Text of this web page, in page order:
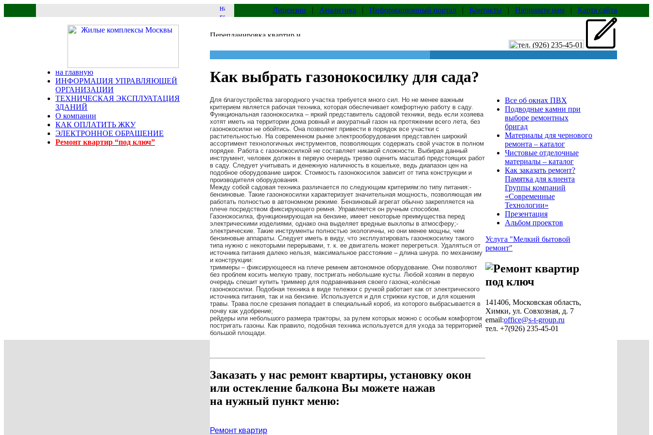
Лицензии | Аналитика | Информационный портал | Контакты | Напишите нам | Карта сайта
на главную
ИНФОРМАЦИЯ УПРАВЛЯЮЩЕЙ
ОРГАНИЗАЦИИ
ТЕХНИЧЕСКАЯ ЭКСПЛУАТАЦИЯ
ЗДАНИЙ
О компании
КАК ОПЛАТИТЬ ЖКУ
ЭЛЕКТРОННОЕ ОБРАЩЕНИЕ
Ремонт квартир “под ключ”
Как выбрать газонокосилку для сада?
Для благоустройства загородного участка требуется много сил. Но не менее важным
критерием является рабочая техника, которая обеспечивает комфортную работу в саду.
Функциональная газонокосилка – яркий представитель садовой техники, ведь если хозяева
хотят иметь на территории дома ровный и аккуратный газон на протяжении всего лета, без
газонокосилки не обойтись. Она позволяет привести в порядок все участки с
растительностью. На современном рынке электрооборудования представлен широкий
ассортимент технологичных инструментов, позволяющих содержать свой участок в полном
порядке. Работа с газонокосилкой не составляет никакой сложности. Выбирая данный
инструмент, человек должен в первую очередь трезво оценить масштаб предстоящих работ
в саду. Следует учитывать и денежную наличность в кошельке, ведь диапазон цен на
подобное оборудование широк. Стоимость газонокосилок зависит от типа конструкции и
производителя оборудования.
Между собой садовая техника различается по следующим критериям:по типу питания:-
бензиновые. Такие газонокосилки характеризует значительная мощность, позволяющая им
работать полностью в автономном режиме. Бензиновый агрегат обычно закрепляется на
плече посредством фиксирующего ремня. Управляется он ручным способом.
Газонокосилка, функционирующая на бензине, имеет некоторые преимущества перед
электрическими изделиями, однако она выделяет вредные выхлопы в атмосферу;-
электрические. Такие инструменты полностью экологичны, но они менее мощны, чем
бензиновые аппараты. Следует иметь в виду, что эксплуатировать газонокосилку такого
типа нужно с некоторыми перерывами, т. к. ее двигатель может перегреться. Удаляться от
источника питания далеко нельзя, максимальное расстояние – длина шнура. по механизму
и конструкции:
триммеры – фиксирующееся на плече ремнем автономное оборудование. Они позволяют
без проблем косить мелкую траву, постригать небольшие кусты. Любой хозяин в первую
очередь спешит купить триммер для подравнивания своего газона;-колёсные
газонокосилки. Подобная техника в виде тележки с ручкой работает как от электрического
источника питания, так и на бензине. Используется и для стрижки кустов, и для кошения
травы. Трава после срезания попадает в специальный короб, из которого выбрасывается в
почву как удобрение;
рейдеры или небольшого размера тракторы, за рулем которых можно с особым комфортом
постригать газоны. Как правило, подобная техника используется для ухода за территорией
большой площади.
Заказать у нас ремонт квартиры, установку окон
или остекление балкона Вы можете нажав
на нужный пункт меню:
Ремонт квартир
Все об окнах ПВХ
Подводные камни при
выборе ремонтных
бригад
Материалы для чернового
ремонта – каталог
Чистовые отделочные
материалы – каталог
Как заказать ремонт?
Памятка для клиента
Группы компаний
«Современные
Технологии»
Презентация
Альбом проектов
Услуга "Мелкий бытовой
ремонт"
141406, Московская область,
Химки, ул. Совхозная, д. 7
email:office@s-t-group.ru
тел. +7(926) 235-45-01